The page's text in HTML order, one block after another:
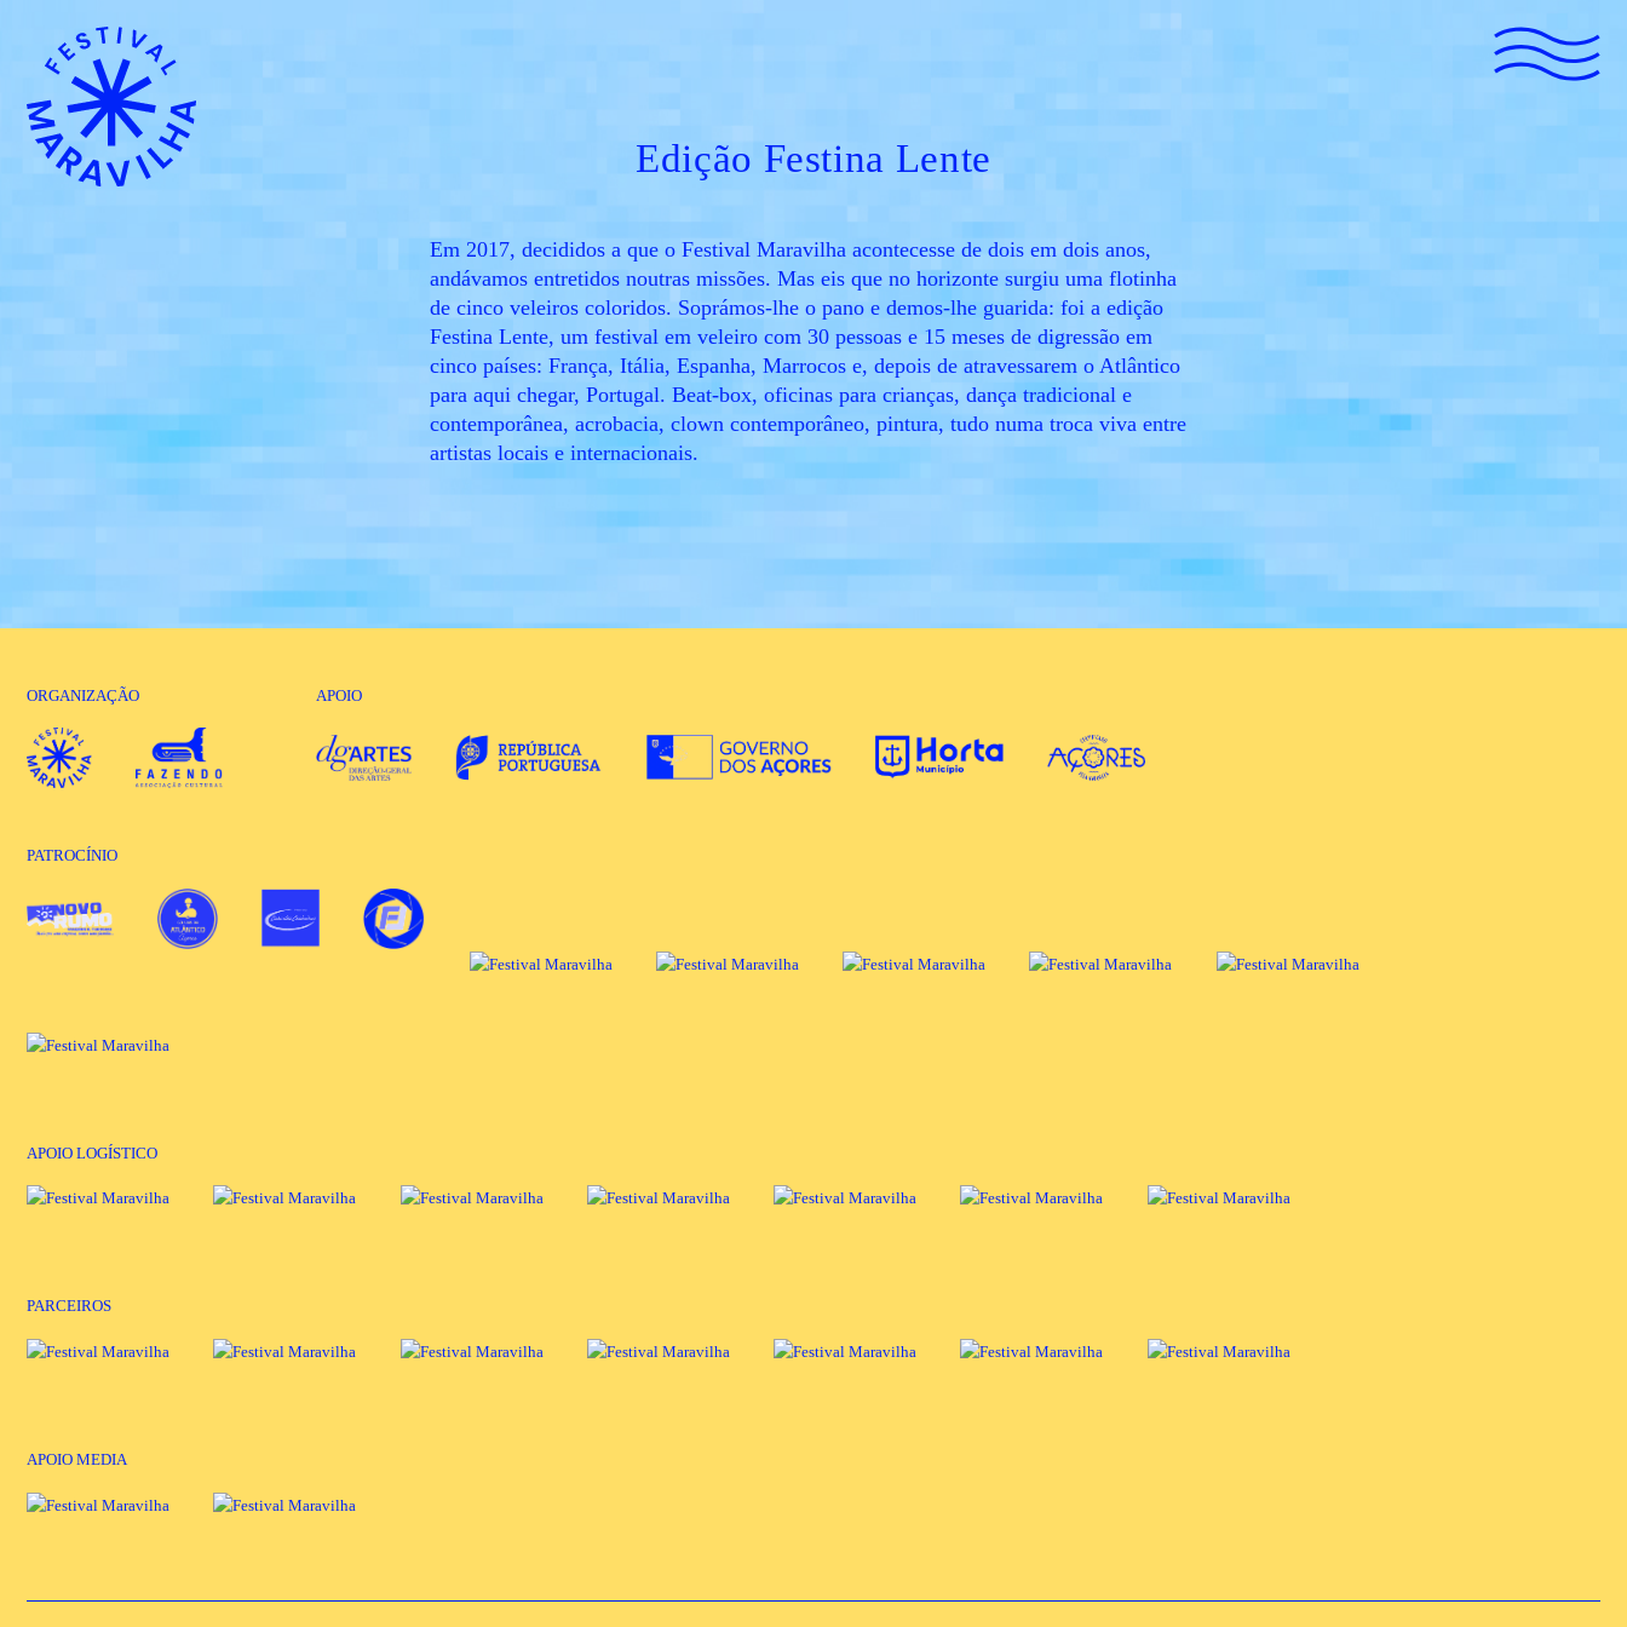
Edição Festina Lente
Em 2017, decididos a que o Festival Maravilha acontecesse de dois em dois anos,
andávamos entretidos noutras missões. Mas eis que no horizonte surgiu uma flotinha
de cinco veleiros coloridos. Soprámos-lhe o pano e demos-lhe guarida: foi a edição
Festina Lente, um festival em veleiro com 30 pessoas e 15 meses de digressão em
cinco países: França, Itália, Espanha, Marrocos e, depois de atravessarem o Atlântico
para aqui chegar, Portugal. Beat-box, oficinas para crianças, dança tradicional e
contemporânea, acrobacia, clown contemporâneo, pintura, tudo numa troca viva entre
artistas locais e internacionais.
ORGANIZAÇÃO APOIO
PATROCÍNIO
APOIO LOGÍSTICO
PARCEIROS
APOIO MEDIA